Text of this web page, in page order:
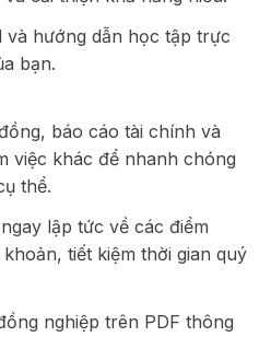
và hướng dẫn học tập trực
bạn.
báo cáo tài chính và
việc khác để nhanh chóng
thể.
lập tức về các điểm
tiết kiệm thời gian quý
nghiệp trên PDF thông